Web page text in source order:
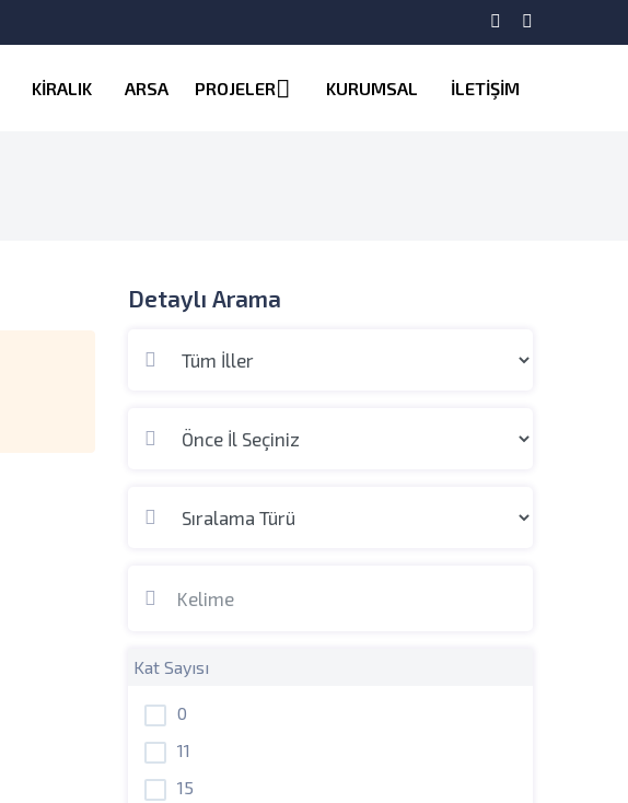
KİRALIK ARSA PROJELER KURUMSAL İLETİŞİM
Detaylı Arama
Kat Sayısı
0
11
15